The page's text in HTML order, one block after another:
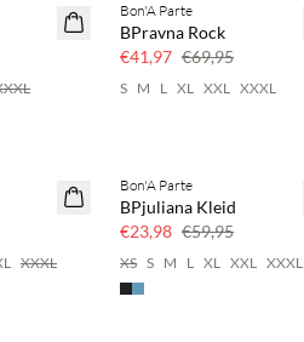
40 % Rabatt
Bon'A Parte
BPravna Rock
€41,97 €69,95
S M L XL XXL XXXL
XXXL
SAVE20
60 % Rabatt
Bon'A Parte
BPjuliana Kleid
€23,98 €59,95
XS S M L XL XXL XXXL